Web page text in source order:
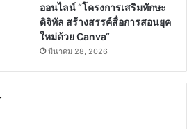
ออนไลน์ “โครงการเสริมทักษะ
ดิจิทัล สร้างสรรค์สื่อการสอนยุค
ใหม่ด้วย Canva“
มีนาคม 28, 2026